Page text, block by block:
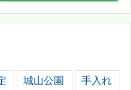
城山公園 手入れ